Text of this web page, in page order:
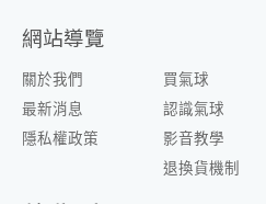
網站導覽
關於我們
最新消息
隱私權政策
買氣球
認識氣球
影音教學
退換貨機制